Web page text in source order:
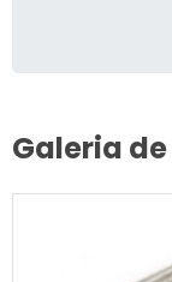
Galeria